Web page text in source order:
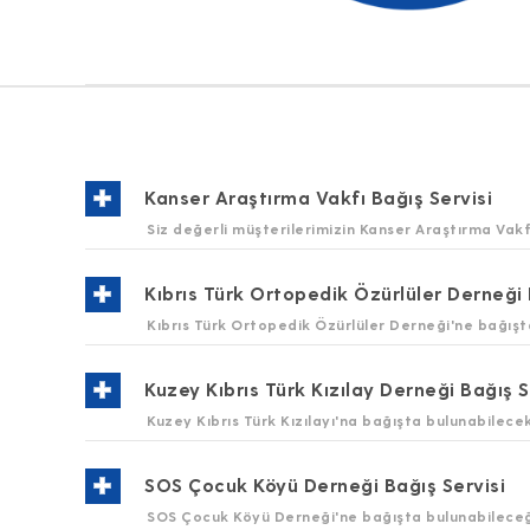
Kanser Araştırma Vakfı Bağış Servisi
Siz değerli müşterilerimizin Kanser Araştırma
5228'e BAGIS yazıp SMS göndererek
Kampanya Başlangıç ve Bitiş Tarihi
Bitiş Tarihi: -
Kampanya bitiş tarihi, kampanyadan
(web) sitesinde yayımlamak sureti ile bilgi
Kıbrıs Türk Ortopedik Özürlüler Derneği
Kıbrıs Türk Ortopedik Özürlüler Derneği'ne
4161'e BAGIS yazıp mesaj göndererek
Kampanya Başlangıç ve Bitiş Tarihi
Bitiş Tarihi: -
Kampanya bitiş tarihi, kampanyadan
Kuzey Kıbrıs Türk Kızılay Derneği Bağış
Kuzey Kıbrıs Türk Kızılayı'na bağışta
4142'ye aşağıda belirtildiği gibi 4 amaç
SOS Çocuk Köyü Derneği Bağış Servisi
SOS Çocuk Köyü Derneği'ne bağışta